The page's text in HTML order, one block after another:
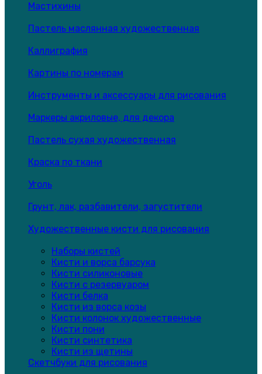
Мастихины
Пастель маслянная художественная
Каллиграфия
Картины по номерам
Инструменты и аксессуары для рисования
Маркеры акриловые, для декора
Пастель сухая художественная
Краска по ткани
Уголь
Грунт, лак, разбавители, загустители
Художественные кисти для рисования
Наборы кистей
Кисти и ворса барсука
Кисти силиконовые
Кисти с резервуаром
Кисти белка
Кисти из ворса козы
Кисти колонок художественные
Кисти пони
Кисти синтетика
Кисти из щетины
Скетчбуки для рисования